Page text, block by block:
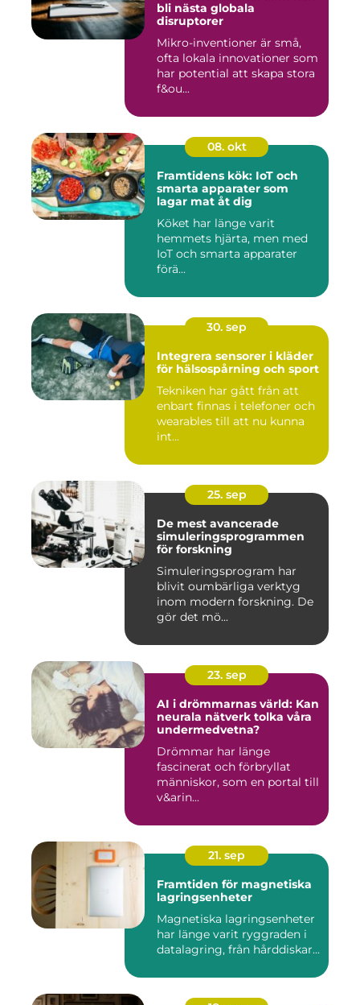
bli nästa globala
disruptorer
Mikro-inventioner är små,
ofta lokala innovationer som
har potential att skapa stora
f&ou...
08. okt
Framtidens kök: IoT och
smarta apparater som
lagar mat åt dig
Köket har länge varit
hemmets hjärta, men med
IoT och smarta apparater
förä...
30. sep
Integrera sensorer i kläder
för hälsospårning och sport
Tekniken har gått från att
enbart finnas i telefoner och
wearables till att nu kunna
int...
25. sep
De mest avancerade
simuleringsprogrammen
för forskning
Simuleringsprogram har
blivit oumbärliga verktyg
inom modern forskning. De
gör det mö...
23. sep
AI i drömmarnas värld: Kan
neurala nätverk tolka våra
undermedvetna?
Drömmar har länge
fascinerat och förbryllat
människor, som en portal till
v&arin...
21. sep
Framtiden för magnetiska
lagringsenheter
Magnetiska lagringsenheter
har länge varit ryggraden i
datalagring, från hårddiskar...